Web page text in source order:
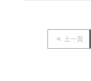
上一頁